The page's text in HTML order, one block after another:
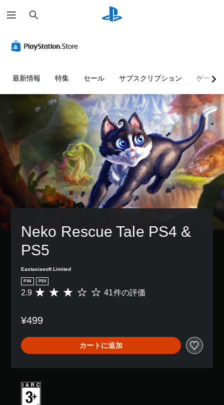
索
最新情報 特集 セール サブスクリプション ゲーム
Neko Rescue Tale PS4 &
PS5
Eastasiasoft Limited
PS4 PS5
評
は
1
、
平
価
は
2.9 41件の評価
¥499
カートに追加